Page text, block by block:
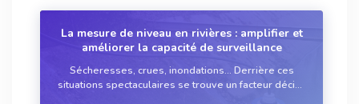
La mesure de niveau en rivières : amplifier et
améliorer la capacité de surveillance
Sécheresses, crues, inondations... Derrière ces
situations spectaculaires se trouve un facteur décisif